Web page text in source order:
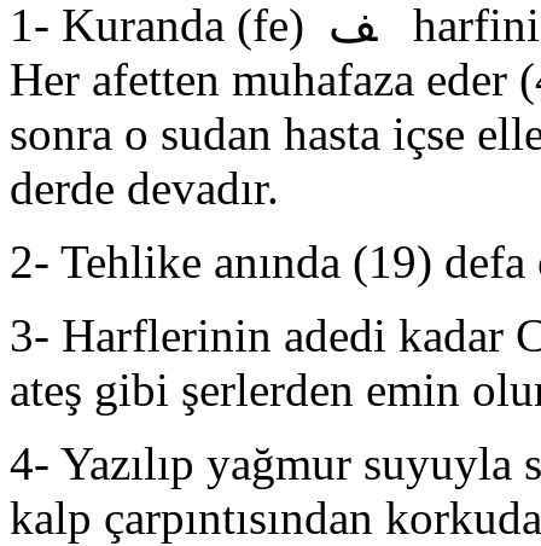
1- Kuranda (fe) ﻒ harfinin bulunmadığı sure Fatihadır.
Her afetten muhafaza eder
sonra o sudan hasta içse
derde devadır.
2- Tehlike anında (19)
3- Harflerinin adedi kadar
ateş gibi şerlerden emin
4- Yazılıp yağmur suyuyla
kalp çarpıntısından